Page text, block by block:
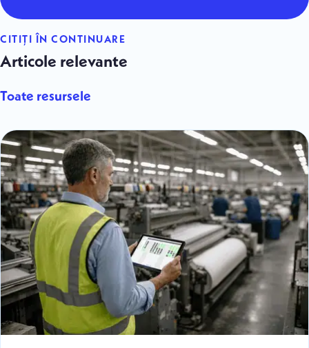
CITIȚI ÎN CONTINUARE
Articole relevante
Toate resursele